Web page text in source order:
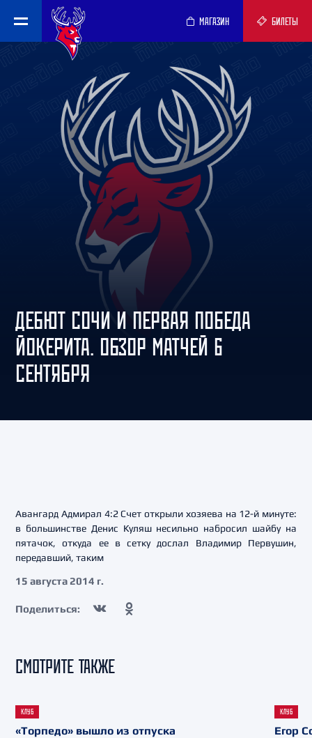
МАГАЗИН БИЛЕТЫ
ДЕБЮТ СОЧИ И ПЕРВАЯ ПОБЕДА
ЙОКЕРИТА. ОБЗОР МАТЧЕЙ 6
СЕНТЯБРЯ
Авангард Адмирал 4:2 Счет открыли хозяева на 12-й минуте:
в большинстве Денис Куляш несильно набросил шайбу на
пятачок, откуда ее в сетку дослал Владимир Первушин,
передавший, таким
15 августа 2014 г.
Поделиться:
СМОТРИТЕ ТАКЖЕ
КЛУБ
«Торпедо» вышло из отпуска
КЛУБ
Егор